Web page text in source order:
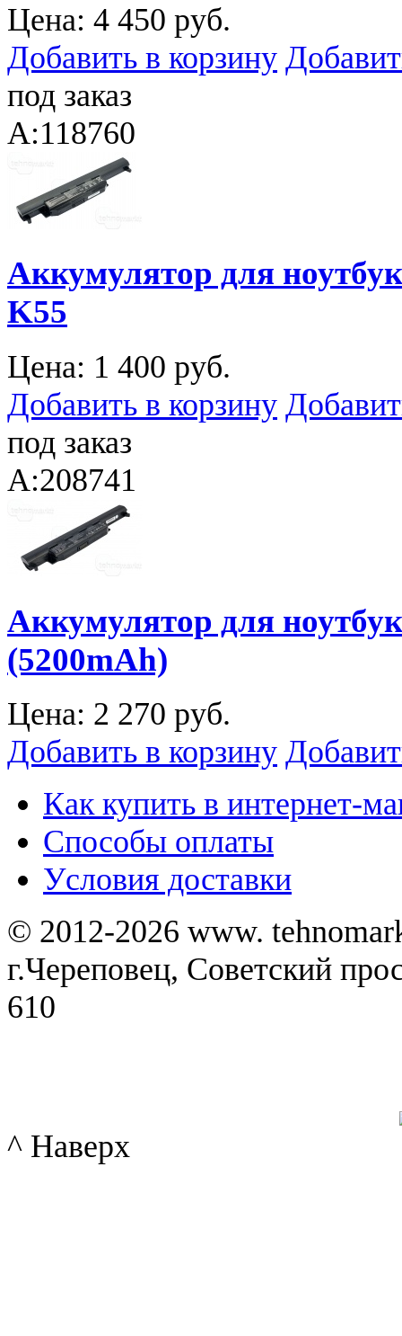
Цена: 4 450 руб.
Добавить в корзину
под заказ
A:118760
Аккумулятор для
K55
Цена: 1 400 руб.
Добавить в корзину
под заказ
A:208741
Аккумулятор для
(5200mAh)
Цена: 2 270 руб.
Добавить в корзину
Как купить в интернет-
Способы оплаты
Уcловия доставки
© 2012-2026 www.
г.Череповец, Советский
610
^ Наверх